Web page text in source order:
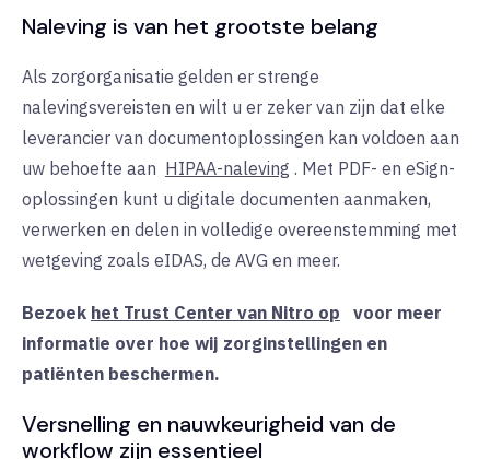
Naleving is van het grootste belang
Als zorgorganisatie gelden er strenge
nalevingsvereisten en wilt u er zeker van zijn dat elke
leverancier van documentoplossingen kan voldoen aan
uw behoefte aan HIPAA-naleving . Met PDF- en eSign-
oplossingen kunt u digitale documenten aanmaken,
verwerken en delen in volledige overeenstemming met
wetgeving zoals eIDAS, de AVG en meer.
Bezoek het Trust Center van Nitro op
voor meer
informatie over hoe wij zorginstellingen en
patiënten beschermen.
Versnelling en nauwkeurigheid van de
workflow zijn essentieel